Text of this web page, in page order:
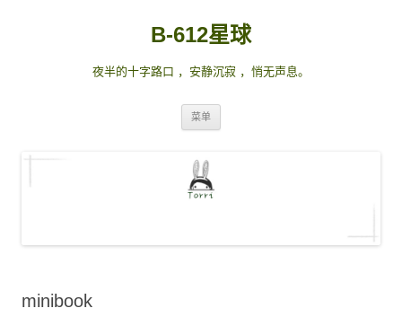
B-612星球
夜半的十字路口 ，安静沉寂 ，悄无声息。
菜单
minibook